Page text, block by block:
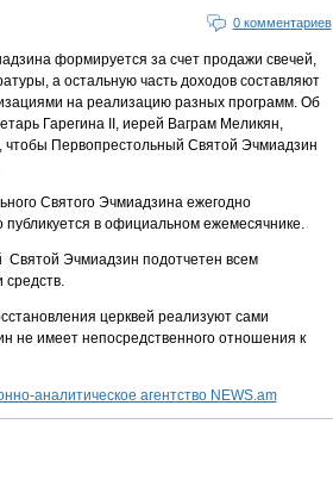
0 комментариев
формируется за счет продажи свечей,
а остальную часть доходов составляют
на реализацию разных программ. Об
Гарегина II, иерей Ваграм Меликян,
чтобы Первопрестольный Святой Эчмиадзин
Святого Эчмиадзина ежегодно
в официальном ежемесячнике.
Эчмиадзин подотчетен всем
средств.
церквей реализуют сами
не имеет непосредственного отношения к
аналитическое агентство NEWS.am